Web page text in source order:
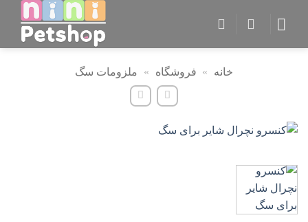
خانه » فروشگاه » ملزومات سگ